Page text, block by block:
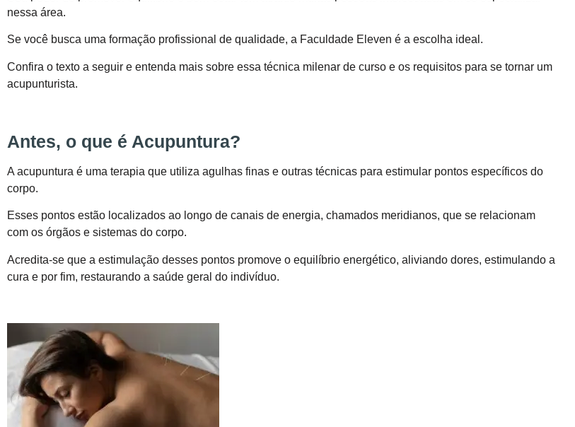
nessa área.
Se você busca uma formação profissional de qualidade, a Faculdade Eleven é a escolha ideal.
Confira o texto a seguir e entenda mais sobre essa técnica milenar de curso e os requisitos para se tornar um
acupunturista.
Antes, o que é Acupuntura?
A acupuntura é uma terapia que utiliza agulhas finas e outras técnicas para estimular pontos específicos do
corpo.
Esses pontos estão localizados ao longo de canais de energia, chamados meridianos, que se relacionam
com os órgãos e sistemas do corpo.
Acredita-se que a estimulação desses pontos promove o equilíbrio energético, aliviando dores, estimulando a
cura e por fim, restaurando a saúde geral do indivíduo.